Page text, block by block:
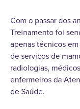
Com o passar dos
Treinamento foi
apenas técnicos
de serviços de
radiologias,
enfermeiros da
de Saúde.